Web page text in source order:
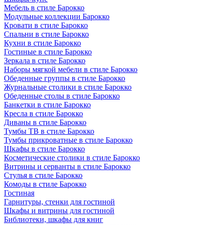
Мебель в стиле Барокко
Модульные коллекции Барокко
Кровати в стиле Барокко
Спальни в стиле Барокко
Кухни в стиле Барокко
Гостиные в стиле Барокко
Зеркала в стиле Барокко
Наборы мягкой мебели в стиле Барокко
Обеденные группы в стиле Барокко
Журнальные столики в стиле Барокко
Обеденные столы в стиле Барокко
Банкетки в стиле Барокко
Кресла в стиле Барокко
Диваны в стиле Барокко
Тумбы ТВ в стиле Барокко
Тумбы прикроватные в стиле Барокко
Шкафы в стиле Барокко
Косметические столики в стиле Барокко
Витрины и серванты в стиле Барокко
Стулья в стиле Барокко
Комоды в стиле Барокко
Гостиная
Гарнитуры, стенки для гостиной
Шкафы и витрины для гостиной
Библиотеки, шкафы для книг